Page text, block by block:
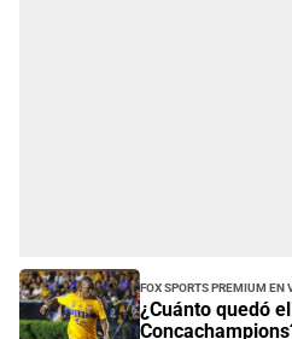
FOX Sports Premium EN
¿Cuánto quedó